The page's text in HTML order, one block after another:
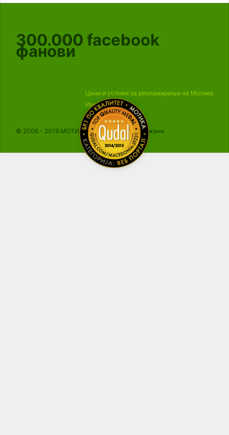
300.000 facebook
фанови
Цени и услови за рекламирање на Мотика
Импресум
© 2006 - 2019 МОТИКА, Сите права се задржани